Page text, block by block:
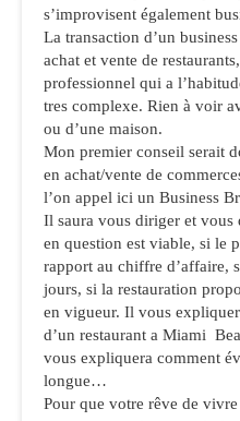
s’improvisent également
La transaction d’un
achat et vente de
professionnel qui a
tres complexe. Rien à voir
ou d’une maison.
Mon premier conseil serait
en achat/vente de
l’on appel ici un Business
Il saura vous diriger et vous
en question est viable, si le
rapport au chiffre d’affaire,
jours, si la restauration
en vigueur. Il vous
d’un restaurant a Miami
vous expliquera comment
longue…
Pour que votre rêve de